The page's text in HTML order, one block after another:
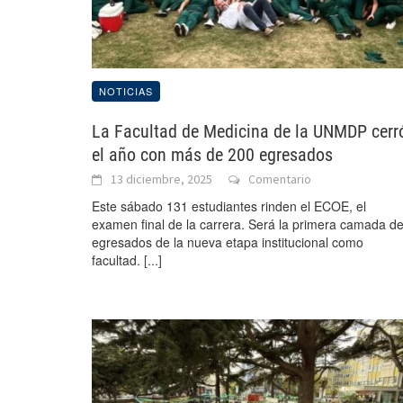
NOTICIAS
La Facultad de Medicina de la UNMDP
el año con más de 200 egresados
13 diciembre, 2025 Comentario
Este sábado 131 estudiantes rinden el ECOE, el
examen final de la carrera. Será la primera camada de
egresados de la nueva etapa institucional como
facultad. [...]